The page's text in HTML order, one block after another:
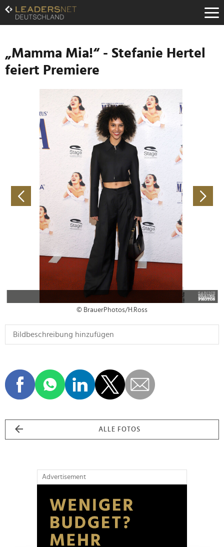
Zum
Inhalt
Zur
Navigation
Zur
Hauptnavigation
„Mamma Mia!“ - Stefanie Hertel
feiert Premiere
© BrauerPhotos/H.Ross
ALLE FOTOS
Advertisement